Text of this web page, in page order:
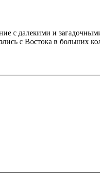
с далекими и
с Востока в больших